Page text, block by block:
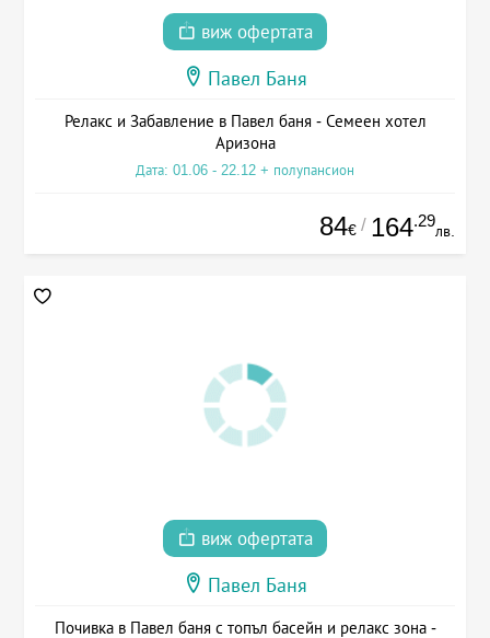
виж офертата
Павел Баня
Релакс и Забавление в Павел баня - Семеен хотел
Аризона
Дата: 01.06 - 22.12 + полупансион
84€ / 164.29
лв.
виж офертата
Павел Баня
Почивка в Павел баня с топъл басейн и релакс зона -